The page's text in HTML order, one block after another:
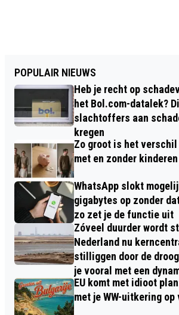
POPULAIR NIEUWS
Heb je recht op
het Bol.com-datalek?
slachtoffers aan
kregen
Zo groot is het
met en zonder kinderen
WhatsApp slokt
gigabytes op zonder
zo zet je de functie uit
Zóveel duurder wordt
Nederland nu
stilliggen door de
je vooral met een
EU komt met idioot
met je WW-uitkering